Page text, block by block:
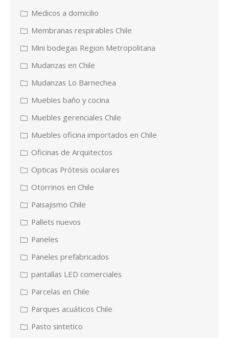
Medicos a domicilio
Membranas respirables Chile
Mini bodegas Region Metropolitana
Mudanzas en Chile
Mudanzas Lo Barnechea
Muebles baño y cocina
Muebles gerenciales Chile
Muebles oficina importados en Chile
Oficinas de Arquitectos
Opticas Prótesis oculares
Otorrinos en Chile
Paisajismo Chile
Pallets nuevos
Paneles
Paneles prefabricados
pantallas LED comerciales
Parcelas en Chile
Parques acuáticos Chile
Pasto sintetico